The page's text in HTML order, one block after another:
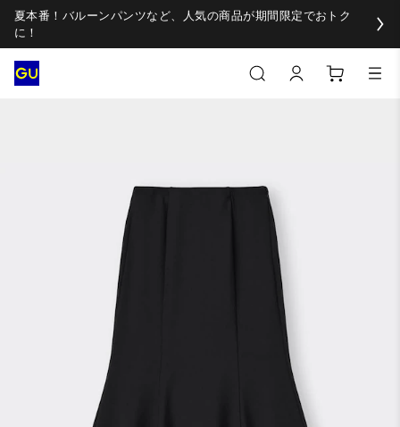
夏本番！バルーンパンツなど、人気の商品が期間限定でおトク
に！